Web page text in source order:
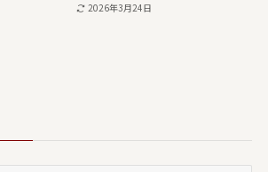
2026年3月24日